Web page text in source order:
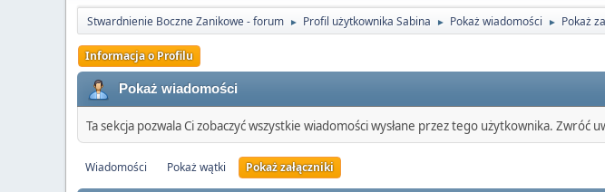
Stwardnienie Boczne Zanikowe - forum ► Profil użytkownika Sabina ► Pokaż wiadomości ► Pokaż
Informacja o Profilu
Pokaż wiadomości
Ta sekcja pozwala Ci zobaczyć wszystkie wiadomości wysłane przez tego użytkownika.
Wiadomości Pokaż wątki Pokaż załączniki